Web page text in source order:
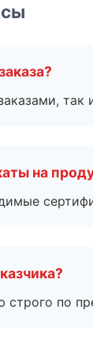
на
по